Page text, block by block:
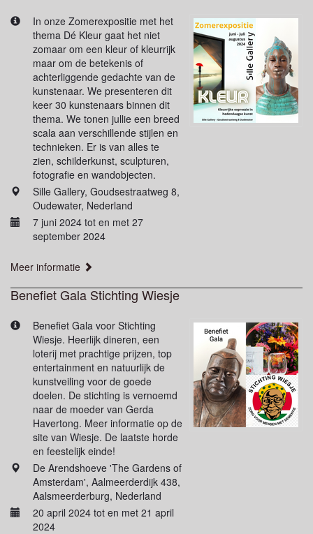
In onze Zomerexpositie met het
thema Dé Kleur gaat het niet
zomaar om een kleur of kleurrijk
maar om de betekenis of
achterliggende gedachte van de
kunstenaar. We presenteren dit
keer 30 kunstenaars binnen dit
thema. We tonen jullie een breed
scala aan verschillende stijlen en
technieken. Er is van alles te
zien, schilderkunst, sculpturen,
fotografie en wandobjecten.
Sille Gallery, Goudsestraatweg 8,
Oudewater, Nederland
7 juni 2024 tot en met 27
september 2024
Meer informatie
Benefiet Gala Stichting Wiesje
Benefiet Gala voor Stichting
Wiesje. Heerlijk dineren, een
loterij met prachtige prijzen, top
entertainment en natuurlijk de
kunstveiling voor de goede
doelen. De stichting is vernoemd
naar de moeder van Gerda
Havertong. Meer informatie op de
site van Wiesje. De laatste horde
en feestelijk einde!
De Arendshoeve 'The Gardens of
Amsterdam', Aalmeerderdijk 438,
Aalsmeerderburg, Nederland
20 april 2024 tot en met 21 april
2024